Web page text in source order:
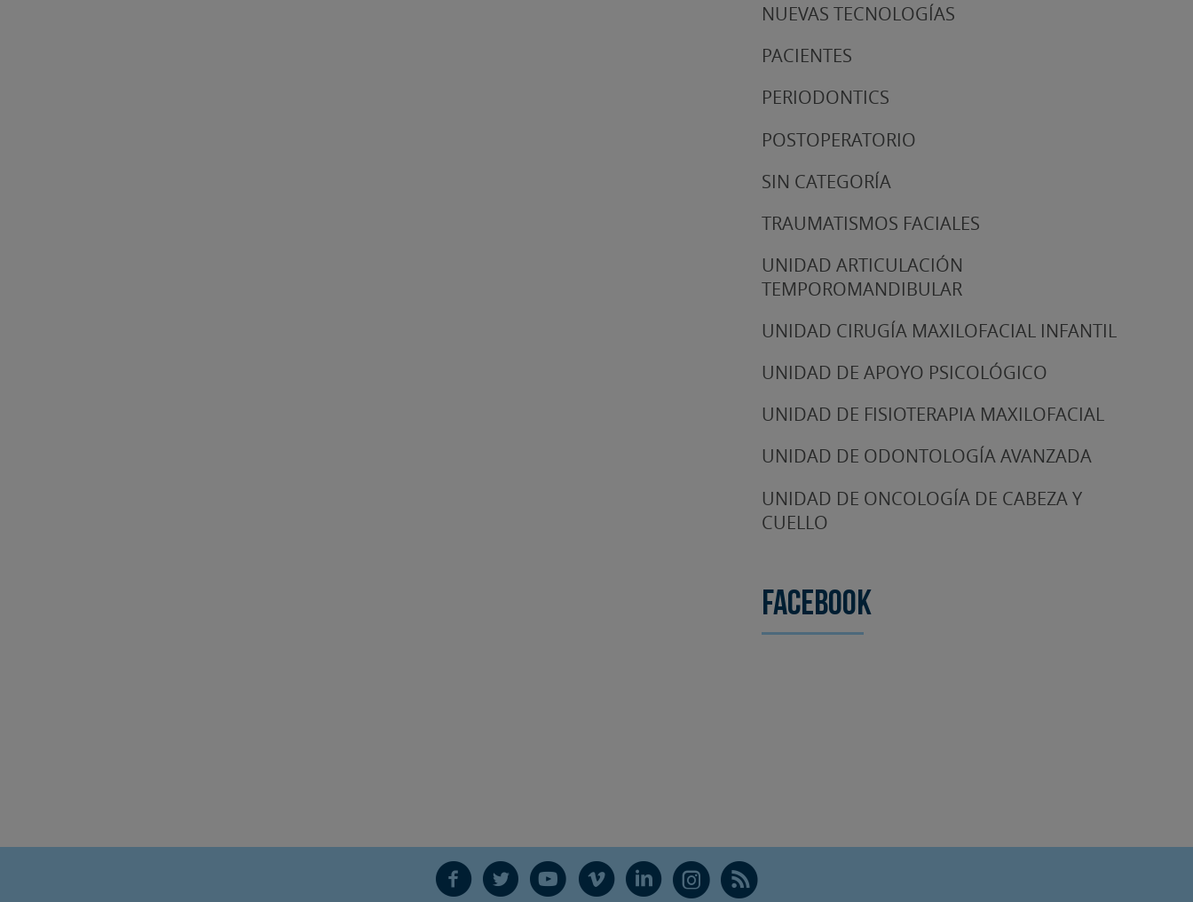
NUEVAS TECNOLOGÍAS
PACIENTES
PERIODONTICS
POSTOPERATORIO
SIN CATEGORÍA
TRAUMATISMOS FACIALES
UNIDAD ARTICULACIÓN
TEMPOROMANDIBULAR
UNIDAD CIRUGÍA MAXILOFACIAL INFANTIL
UNIDAD DE APOYO PSICOLÓGICO
UNIDAD DE FISIOTERAPIA MAXILOFACIAL
UNIDAD DE ODONTOLOGÍA AVANZADA
UNIDAD DE ONCOLOGÍA DE CABEZA Y
CUELLO
Facebook
F T Y V L Ñ R